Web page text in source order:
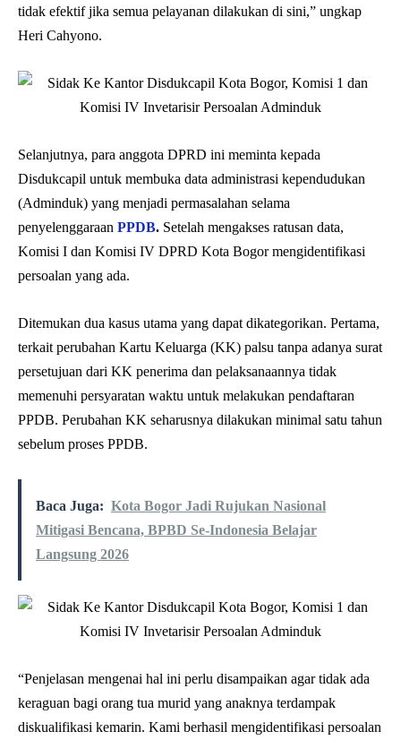
tidak efektif jika semua pelayanan dilakukan di sini,” ungkap
Heri Cahyono.
Selanjutnya, para anggota DPRD ini meminta kepada
Disdukcapil untuk membuka data administrasi kependudukan
(Adminduk) yang menjadi permasalahan selama
penyelenggaraan PPDB. Setelah mengakses ratusan data,
Komisi I dan Komisi IV DPRD Kota Bogor mengidentifikasi
persoalan yang ada.
Ditemukan dua kasus utama yang dapat dikategorikan. Pertama,
terkait perubahan Kartu Keluarga (KK) palsu tanpa adanya surat
persetujuan dari KK penerima dan pelaksanaannya tidak
memenuhi persyaratan waktu untuk melakukan pendaftaran
PPDB. Perubahan KK seharusnya dilakukan minimal satu tahun
sebelum proses PPDB.
Baca Juga: Kota Bogor Jadi Rujukan Nasional
Mitigasi Bencana, BPBD Se-Indonesia Belajar
Langsung 2026
“Penjelasan mengenai hal ini perlu disampaikan agar tidak ada
keraguan bagi orang tua murid yang anaknya terdampak
diskualifikasi kemarin. Kami berhasil mengidentifikasi persoalan